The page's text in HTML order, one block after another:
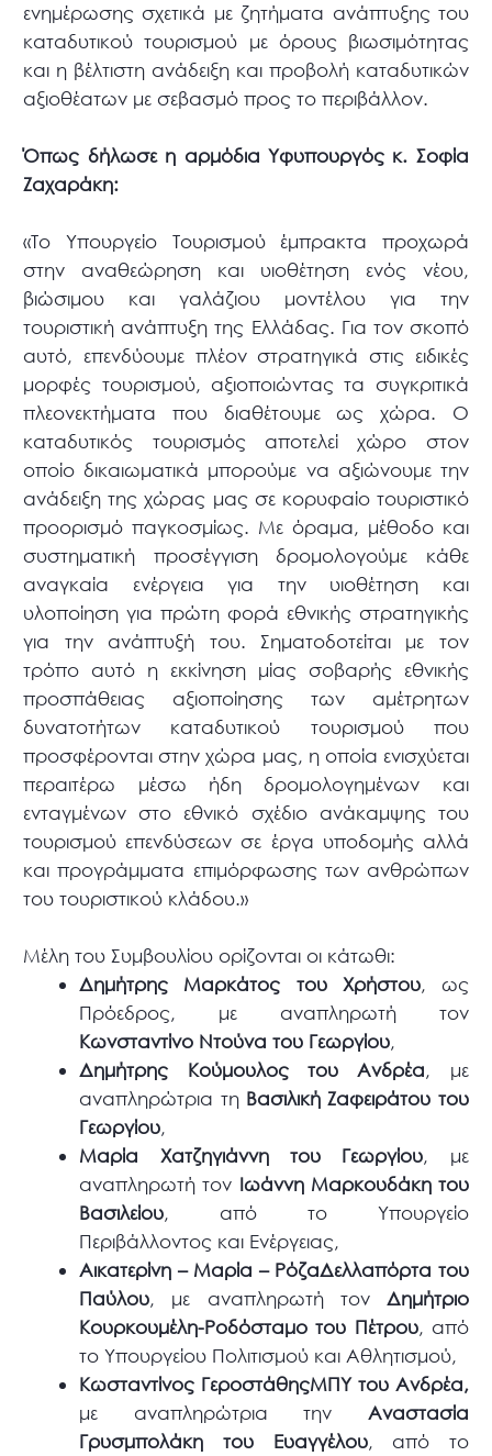
ενημέρωσης σχετικά με ζητήματα ανάπτυξης του
καταδυτικού τουρισμού με όρους βιωσιμότητας
και η βέλτιστη ανάδειξη και προβολή καταδυτικών
αξιοθέατων με σεβασμό προς το περιβάλλον.
Όπως δήλωσε η αρμόδια Υφυπουργός κ. Σοφία
Ζαχαράκη:
«Το Υπουργείο Τουρισμού έμπρακτα προχωρά
στην αναθεώρηση και υιοθέτηση ενός νέου,
βιώσιμου και γαλάζιου μοντέλου για την
τουριστική ανάπτυξη της Ελλάδας. Για τον σκοπό
αυτό, επενδύουμε πλέον στρατηγικά στις ειδικές
μορφές τουρισμού, αξιοποιώντας τα συγκριτικά
πλεονεκτήματα που διαθέτουμε ως χώρα. Ο
καταδυτικός τουρισμός αποτελεί χώρο στον
οποίο δικαιωματικά μπορούμε να αξιώνουμε την
ανάδειξη της χώρας μας σε κορυφαίο τουριστικό
προορισμό παγκοσμίως. Με όραμα, μέθοδο και
συστηματική προσέγγιση δρομολογούμε κάθε
αναγκαία ενέργεια για την υιοθέτηση και
υλοποίηση για πρώτη φορά εθνικής στρατηγικής
για την ανάπτυξή του. Σηματοδοτείται με τον
τρόπο αυτό η εκκίνηση μίας σοβαρής εθνικής
προσπάθειας αξιοποίησης των αμέτρητων
δυνατοτήτων καταδυτικού τουρισμού που
προσφέρονται στην χώρα μας, η οποία ενισχύεται
περαιτέρω μέσω ήδη δρομολογημένων και
ενταγμένων στο εθνικό σχέδιο ανάκαμψης του
τουρισμού επενδύσεων σε έργα υποδομής αλλά
και προγράμματα επιμόρφωσης των ανθρώπων
του τουριστικού κλάδου.»
Μέλη του Συμβουλίου ορίζονται οι κάτωθι:
Δημήτρης Μαρκάτος του Χρήστου, ως
Πρόεδρος, με αναπληρωτή τον
Κωνσταντίνο Ντούνα του Γεωργίου,
Δημήτρης Κούμουλος του Ανδρέα, με
αναπληρώτρια τη Βασιλική Ζαφειράτου του
Γεωργίου,
Μαρία Χατζηγιάννη του Γεωργίου, με
αναπληρωτή τον Ιωάννη Μαρκουδάκη του
Βασιλείου, από το Υπουργείο
Περιβάλλοντος και Ενέργειας,
Αικατερίνη – Μαρία – ΡόζαΔελλαπόρτα του
Παύλου, με αναπληρωτή τον Δημήτριο
Κουρκουμέλη-Ροδόσταμο του Πέτρου, από
το Υπουργείου Πολιτισμού και Αθλητισμού,
Κωσταντίνος ΓεροστάθηςΜΠΥ του Ανδρέα,
με αναπληρώτρια την Αναστασία
Γρυσμπολάκη του Ευαγγέλου, από το